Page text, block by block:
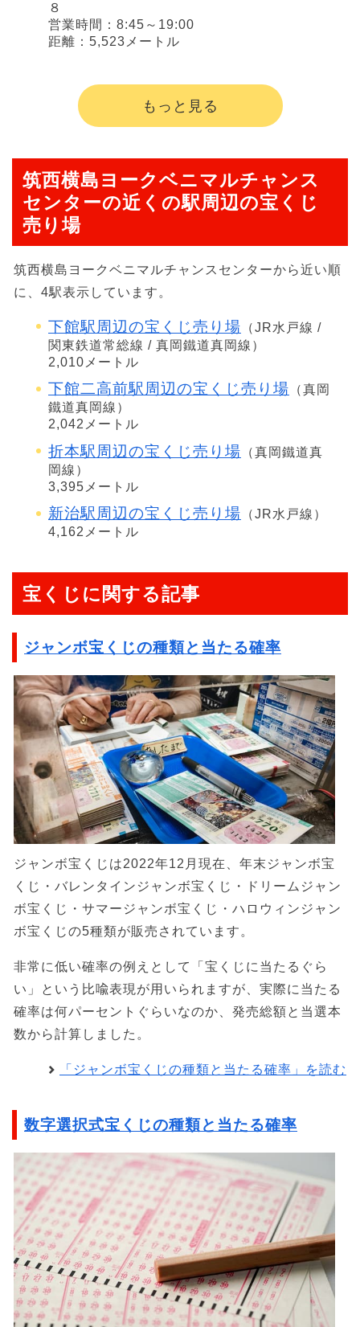
８
営業時間：8:45～19:00
距離：5,523メートル
もっと見る
筑西横島ヨークベニマルチャンス
センターの近くの駅周辺の宝くじ
売り場
筑西横島ヨークベニマルチャンスセンターから近い順
に、4駅表示しています。
下館駅周辺の宝くじ売り場 （JR水戸線 /
関東鉄道常総線 / 真岡鐵道真岡線）
2,010メートル
下館二高前駅周辺の宝くじ売り場 （真岡
鐵道真岡線）
2,042メートル
折本駅周辺の宝くじ売り場 （真岡鐵道真
岡線）
3,395メートル
新治駅周辺の宝くじ売り場 （JR水戸線）
4,162メートル
宝くじに関する記事
ジャンボ宝くじの種類と当たる確率
ジャンボ宝くじは2022年12月現在、年末ジャンボ宝
くじ・バレンタインジャンボ宝くじ・ドリームジャン
ボ宝くじ・サマージャンボ宝くじ・ハロウィンジャン
ボ宝くじの5種類が販売されています。
非常に低い確率の例えとして「宝くじに当たるぐら
い」という比喩表現が用いられますが、実際に当たる
確率は何パーセントぐらいなのか、発売総額と当選本
数から計算しました。
「ジャンボ宝くじの種類と当たる確率」を読む
数字選択式宝くじの種類と当たる確率